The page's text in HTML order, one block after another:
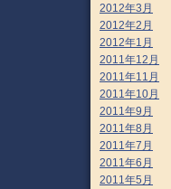
2012年3月
2012年2月
2012年1月
2011年12月
2011年11月
2011年10月
2011年9月
2011年8月
2011年7月
2011年6月
2011年5月